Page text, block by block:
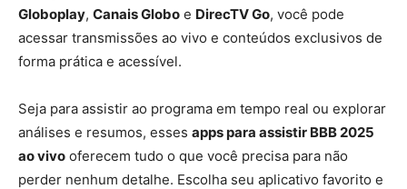
Globoplay, Canais Globo e DirecTV Go, você pode
acessar transmissões ao vivo e conteúdos exclusivos de
forma prática e acessível.
Seja para assistir ao programa em tempo real ou explorar
análises e resumos, esses apps para assistir BBB 2025
ao vivo oferecem tudo o que você precisa para não
perder nenhum detalhe. Escolha seu aplicativo favorito e